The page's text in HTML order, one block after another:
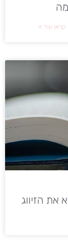
קראו עוד »
את הזיווג